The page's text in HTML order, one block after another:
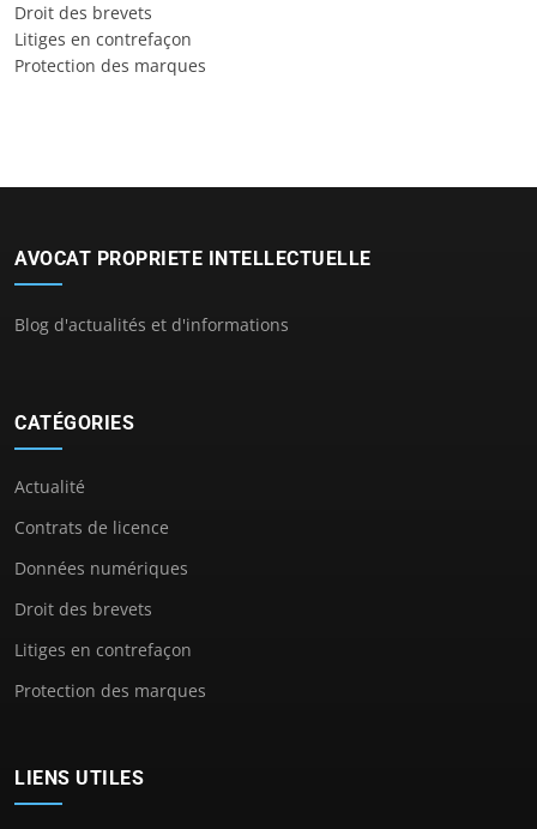
Droit des brevets
Litiges en contrefaçon
Protection des marques
AVOCAT PROPRIETE INTELLECTUELLE
Blog d'actualités et d'informations
CATÉGORIES
Actualité
Contrats de licence
Données numériques
Droit des brevets
Litiges en contrefaçon
Protection des marques
LIENS UTILES